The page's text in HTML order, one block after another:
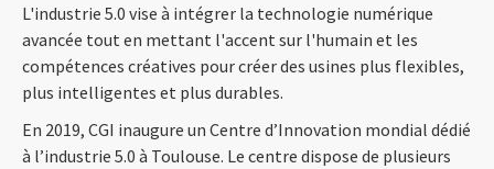
L'industrie 5.0 vise à intégrer la technologie numérique
avancée tout en mettant l'accent sur l'humain et les
compétences créatives pour créer des usines plus flexibles,
plus intelligentes et plus durables.
En 2019, CGI inaugure un Centre d’Innovation mondial dédié
à l’industrie 5.0 à Toulouse. Le centre dispose de plusieurs